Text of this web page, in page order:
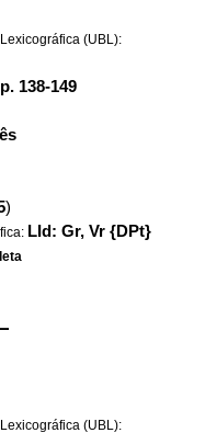
(UBL):
138-149
)
LId: Gr, Vr {DPt}
(UBL):